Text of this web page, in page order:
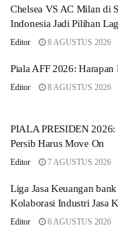
Chelsea VS AC Milan di
Indonesia Jadi Pilihan
Editor 8 AGUSTUS 2026
Piala AFF 2026: Harapan
Editor 8 AGUSTUS 2026
PIALA PRESIDEN 2026:
Persib Harus Move On
Editor 7 AGUSTUS 2026
Liga Jasa Keuangan
Kolaborasi Industri Jasa
Editor 6 AGUSTUS 2026